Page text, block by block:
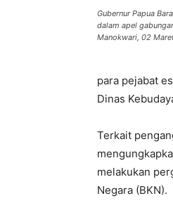
Gubernur Papua
dalam apel
Manokwari, 02
para pejabat
Dinas
Terkait
melakukan
Negara (BKN).